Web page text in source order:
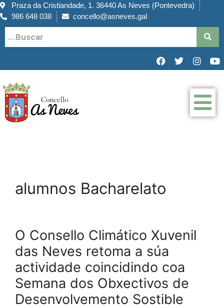
Praza da Cristiandade, 1. 36440 As Neves (Pontevedra)
986 648 038
concello@asneves.gal
alumnos Bacharelato
O Consello Climático Xuvenil
das Neves retoma a súa
actividade coincidindo coa
Semana dos Obxectivos de
Desenvolvemento Sostible